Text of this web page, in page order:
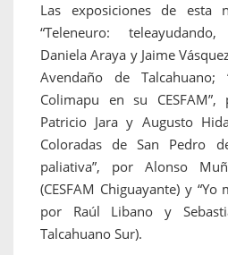
Las exposiciones de esta
“Teleneuro:
Daniela Araya y Jaime
Avendaño de Talcahuano;
Colimapu en su
Patricio Jara y Augusto
Coloradas de San Pedro
paliativa”, por Alonso
(CESFAM Chiguayante) y
por Raúl Libano y
Talcahuano Sur).